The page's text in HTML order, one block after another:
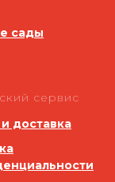
сады
сервис
доставка